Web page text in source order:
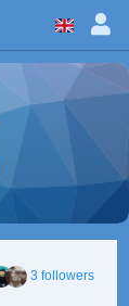
3 followers